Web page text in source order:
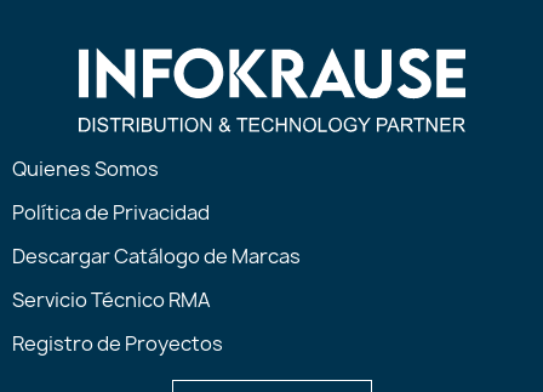
Quienes Somos
Política de Privacidad
Descargar Catálogo de Marcas
Servicio Técnico RMA
Registro de Proyectos